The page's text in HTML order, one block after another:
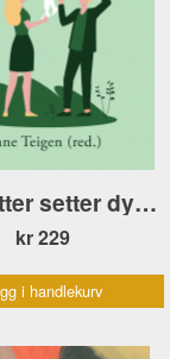
Små føtter setter dype spor
kr 229
i handlekurv